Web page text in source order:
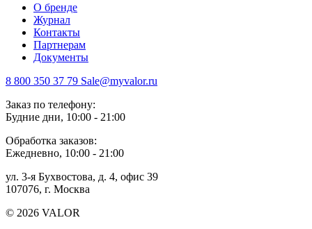
О бренде
Журнал
Контакты
Партнерам
Документы
8 800 350 37 79 Sale@myvalor.ru
Заказ по телефону:
Будние дни, 10:00 - 21:00
Обработка заказов:
Ежедневно, 10:00 - 21:00
ул. 3-я Бухвостова, д. 4, офис 39
107076, г. Москва
© 2026 VALOR